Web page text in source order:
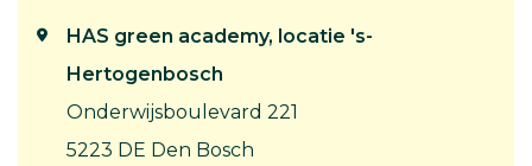
HAS green academy, locatie 's-
Hertogenbosch
Onderwijsboulevard 221
5223 DE Den Bosch